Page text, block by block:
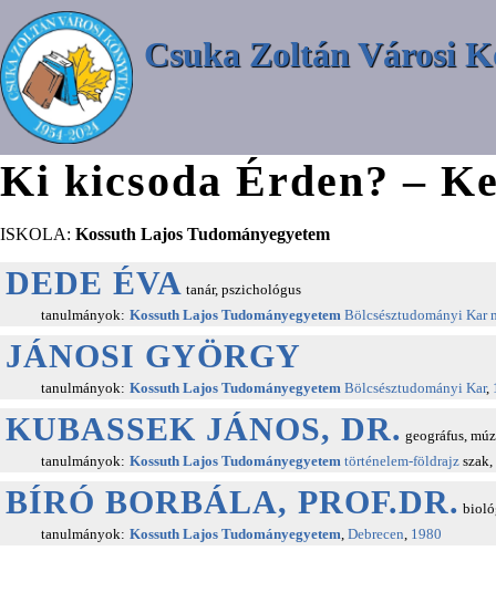
Csuka Zoltán Városi
Ki kicsoda Érden? –
ISKOLA: Kossuth Lajos Tudományegyetem
DEDE ÉVA tanár, pszichológus
tanulmányok: Kossuth Lajos Tudományegyetem Bölcsésztudományi Kar
JÁNOSI GYÖRGY
tanulmányok: Kossuth Lajos Tudományegyetem Bölcsésztudományi Kar,
KUBASSEK JÁNOS, DR. geográfus,
tanulmányok: Kossuth Lajos Tudományegyetem történelem-földrajz szak,
BÍRÓ BORBÁLA, PROF.DR.
tanulmányok: Kossuth Lajos Tudományegyetem, Debrecen, 1980